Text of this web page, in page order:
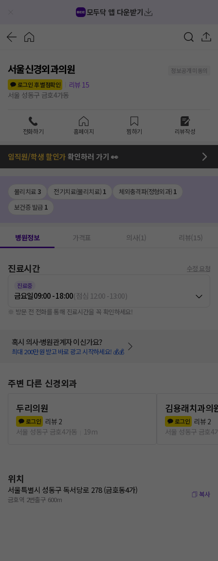
모두닥 앱 다운받기
서울신경외과의원
정보공개 미동의
로그인 후 별점확인
리뷰 15
서울 성동구 금호4가동
전화하기 홈페이지 찜하기 리뷰작성
임직원/학생 할인가확인하러 가기 👀
물리치료3 전기치료(물리치료) 1 체외충격파(정형외과) 1
보건증 발급 1
병원정보 가격표 의사(1) 리뷰(15)
진료시간 수정 요청
진료중
금요일09:00 - 18:00(점심 12:00-13:00)
※ 방문 전 전화를 통해 진료시간을 꼭 확인하세요!
혹시 의사·병원관계자 이신가요?
최대 200만원 받고 바로 광고 시작하세요! 💰💰
주변 다른 신경외과
두리의원
로그인 리뷰 2
서울 성동구 금호4가동
19m
김용래치과의
로그인 리뷰 2
서울 성동구 금호4
위치
서울특별시 성동구 독서당로 278 (금호동4가)
금호역 2번출구 600m
복사